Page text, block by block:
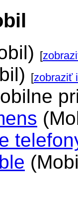
[
[zobraziť